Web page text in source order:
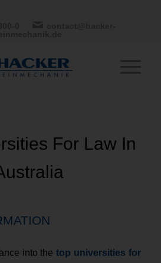
For Law In
into thetop universities for